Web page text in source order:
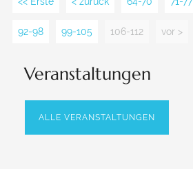
92-98 99-105 106-112 vor >
Veranstaltungen
ALLE VERANSTALTUNGEN